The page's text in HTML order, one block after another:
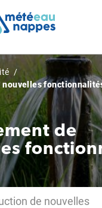
nouvelles
de
de nouvelles
cookies